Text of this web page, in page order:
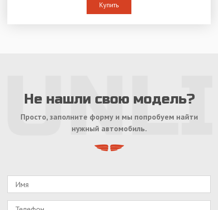
Купить
Не нашли свою модель?
Просто, заполните форму и мы попробуем найти
нужный автомобиль.